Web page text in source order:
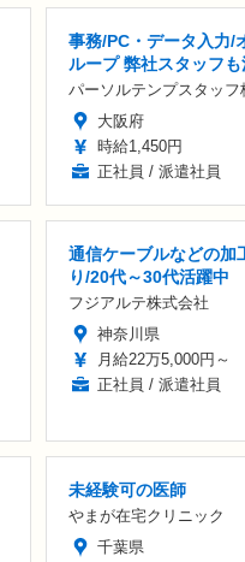
事務/PC・データ入力/
ループ 弊社スタッフ
パーソルテンプスタッフ
大阪府
時給1,450円
正社員 / 派遣社員
通信ケーブルなどの加
り/20代～30代活躍中
フジアルテ株式会社
神奈川県
月給22万5,000円～
正社員 / 派遣社員
未経験可の医師
やまが在宅クリニック
千葉県